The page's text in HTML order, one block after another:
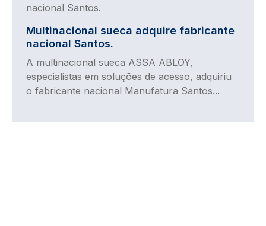
Multinacional sueca adquire fabricante
nacional Santos.
A multinacional sueca ASSA ABLOY,
especialistas em soluções de acesso, adquiriu
o fabricante nacional Manufatura Santos...